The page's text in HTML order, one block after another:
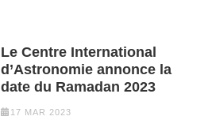
Le Centre International
d’Astronomie annonce la
date du Ramadan 2023
17 MAR 2023